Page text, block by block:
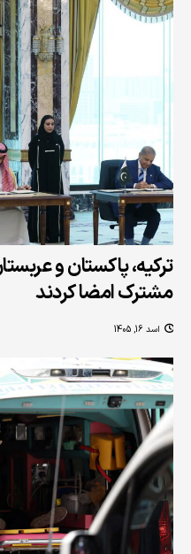
ترکیه، پاکستان و
مشترک امضا کردند
اسد 16, 1405